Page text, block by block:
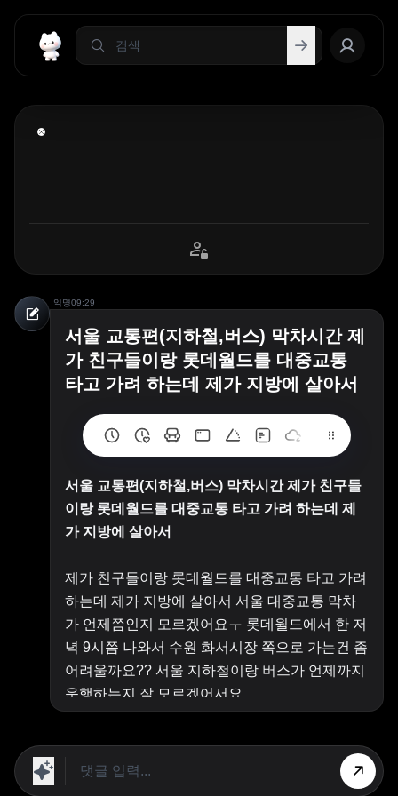
익명09:29
서울 교통편(지하철,버스) 막차시간 제
가 친구들이랑 롯데월드를 대중교통
타고 가려 하는데 제가 지방에 살아서
서울 교통편(지하철,버스) 막차시간 제가 친구들
이랑 롯데월드를 대중교통 타고 가려 하는데 제
가 지방에 살아서
제가 친구들이랑 롯데월드를 대중교통 타고 가려
하는데 제가 지방에 살아서 서울 대중교통 막차
가 언제쯤인지 모르겠어요ㅜ 롯데월드에서 한 저
녁 9시쯤 나와서 수원 화서시장 쪽으로 가는건 좀
어려울까요?? 서울 지하철이랑 버스가 언제까지
운행하는지 잘 모르겠어서요..